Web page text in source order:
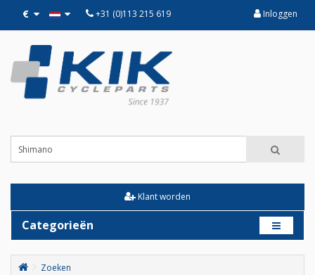
€ +31 (0)113 215 619 Inloggen
Klant worden
Categorieën
Zoeken